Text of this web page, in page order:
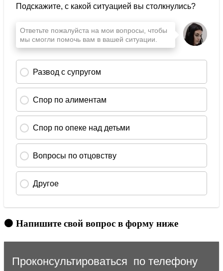
🟠 Напишите свой вопрос в форму ниже